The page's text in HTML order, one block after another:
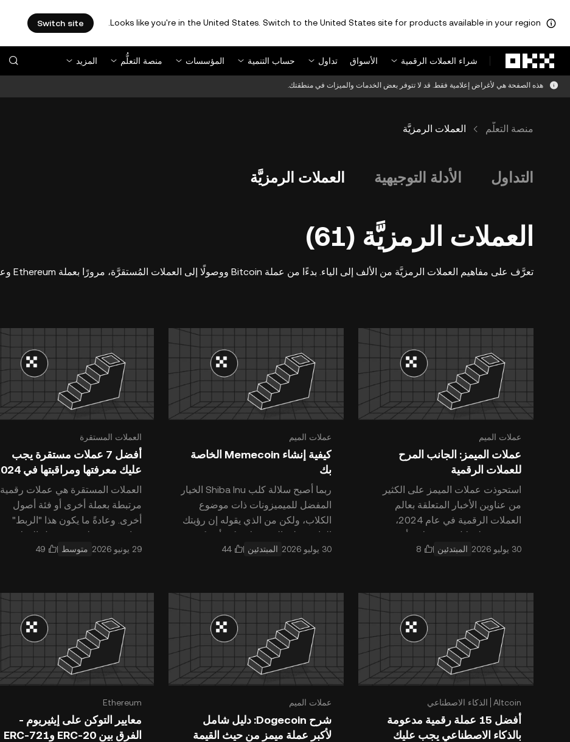
Looks like you're in the United States. Switch to the United States site for products available in your region.
Switch site
شراء العملات الرقمية
الأسواق تداول حساب التنمية المؤسسات منصة التعلُّم المزيد
هذه الصفحة هي لأغراض إعلامية فقط. قد لا تتوفر بعض الخدمات والميزات في منطقتك.
منصة التعلُّم العملات الرمزيَّة
التداول الأدلة التوجيهية العملات الرمزيَّة
العملات الرمزيَّة (61)
تعرَّف على مفاهيم العملات الرمزيَّة من الألف إلى الياء. بدءًا من عملة Bitcoin ووصولًا إلى العملات المُستقرَّة، مرورًا بعملة Ethereum وعملات الميم، وأكثر بكثير.
عملات الميم
عملات الميمز: الجانب المرح
للعملات الرقمية
استحوذت عملات الميمز على الكثير
من عناوين الأخبار المتعلقة بعالم
العملات الرقمية في عام 2024،
وتفوقت على كل فئة عملات أخرى في
هذا المجال. وتُعد عملات
المبتدئين
عملات الميم
كيفية إنشاء Memecoin الخاصة
بك
ربما أصبح سلالة كلب Shiba Inu الخيار
المفضل للميميزونات ذات موضوع
الكلاب، ولكن من الذي يقوله إن رؤيتك
القائمة على الميميز لا يمكن أن تكون
شائعة بنفس ا المبتدئين
العملات المستقرة
أفضل 7 عملات مستقرة يجب
عليك معرفتها ومراقبتها في 2024
العملات المستقرة هي عملات رقمية
مرتبطة بعملة أخرى أو فئة أصول
أخرى. وعادةً ما يكون هذا "الربط"
عبارة عن عملة نقدية مثل الدولار
الأمريكي أو اليورو، وقد
متوسط
Altcoin الذكاء الاصطناعي
أفضل 15 عملة رقمية مدعومة
بالذكاء الاصطناعي يجب عليك
عملات الميم
شرح Dogecoin: دليل شامل
لأكبر عملة ميمز من حيث القيمة
Ethereum
معايير التوكن على إيثيريوم -
الفرق بين ERC-20 وERC-721